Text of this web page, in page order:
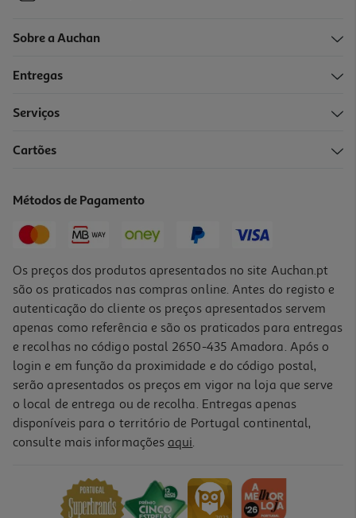
Sobre a Auchan
Entregas
Serviços
Cartões
Métodos de Pagamento
Os preços dos produtos apresentados no site Auchan.pt
são os praticados nas compras online. Antes do registo e
autenticação do cliente os preços apresentados servem
apenas como referência e são os praticados para entregas
e recolhas no código postal 2650-435 Amadora. Após o
login e em função da proximidade e do código postal,
serão apresentados os preços em vigor na loja que serve
o local de entrega ou de recolha. Entregas apenas
disponíveis para o território de Portugal continental,
consulte mais informações aqui.